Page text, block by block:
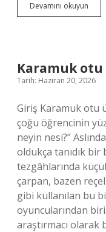
Devamını okuyun
Barajı
Karamuk otu
Tarih: Haziran 20, 2026
Giriş Karamuk otu
çoğu öğrencinin
neyin nesi?”
oldukça tanıdık
tezgâhlarında
çarpan, bazen
gibi kullanılan bu
oyuncularından
araştırmacı